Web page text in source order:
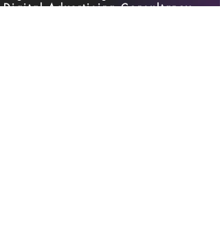
Digital Advertising Consultancy